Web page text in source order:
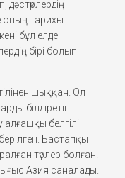
дәстүрлердің
оның тарихы
бұл елде
бірі болып
шыққан. Ол
білдіретін
белгілі
Бастапқы
түрлер болған.
Азия саналады.